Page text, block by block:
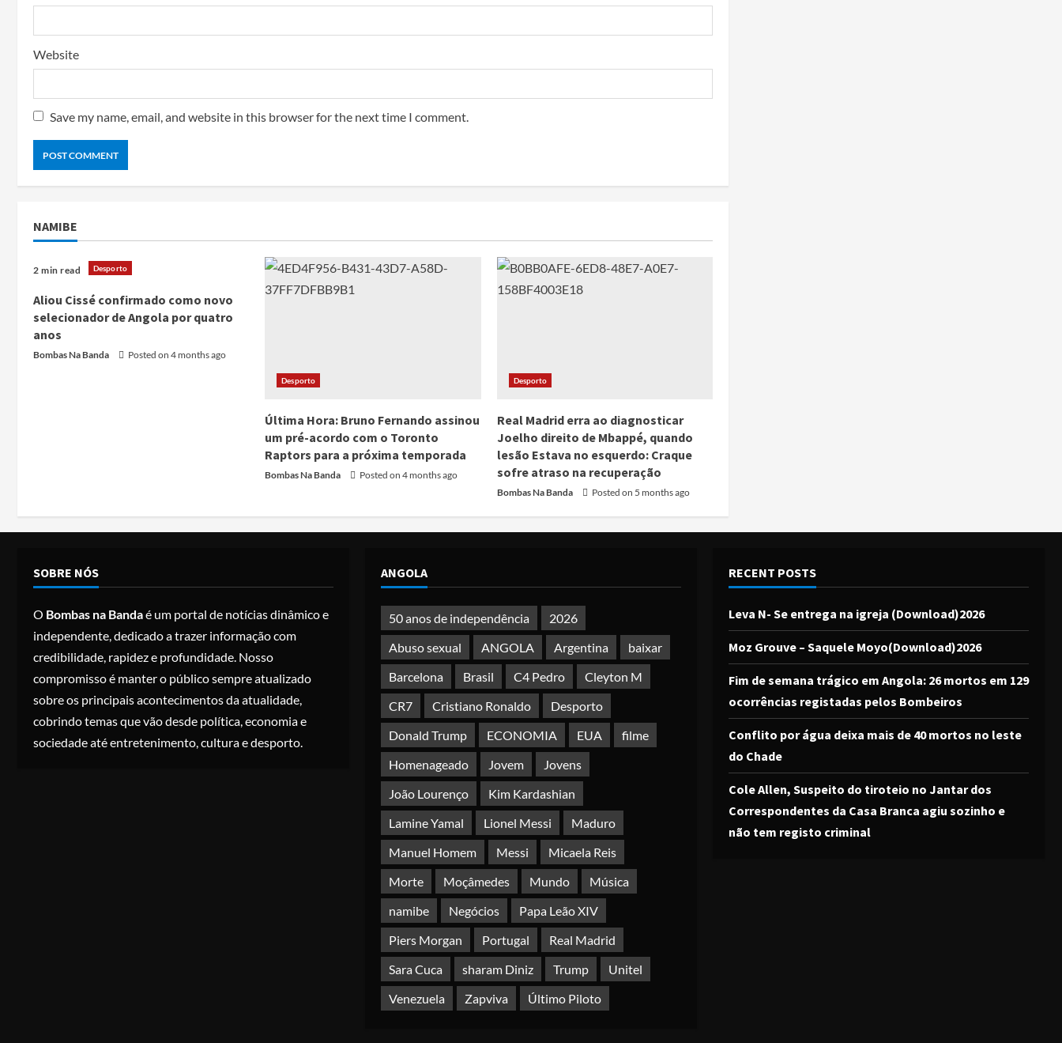
Website
Save my name, email, and website in this browser for the next time I comment.
NAMIBE
2 min read Desporto
Aliou Cissé confirmado como novo
selecionador de Angola por quatro
anos
Bombas Na Banda Posted on 4 months ago
Desporto
Última Hora: Bruno Fernando assinou
um pré-acordo com o Toronto
Raptors para a próxima temporada
Bombas Na Banda Posted on 4 months ago
Desporto
Real Madrid erra ao diagnosticar
Joelho direito de Mbappé, quando
lesão Estava no esquerdo: Craque
sofre atraso na recuperação
Bombas Na Banda Posted on 5 months ago
SOBRE NÓS
O Bombas na Bandaé um portal de notícias dinâmico e
independente, dedicado a trazer informação com
credibilidade, rapidez e profundidade. Nosso
compromisso é manter o público sempre atualizado
sobre os principais acontecimentos da atualidade,
cobrindo temas que vão desde política, economia e
sociedade até entretenimento, cultura e desporto.
ANGOLA
50 anos de independência
2026
Abuso sexual
ANGOLA Argentina
baixar
Barcelona
Brasil C4 Pedro
Cleyton M
CR7
Cristiano Ronaldo
Desporto
Donald Trump
ECONOMIA EUA
filme
Homenageado
Jovem
Jovens
João Lourenço
Kim Kardashian
Lamine Yamal
Lionel Messi
Maduro
Manuel Homem
Messi
Micaela Reis
Morte
Moçâmedes Mundo
Música
namibe
Negócios
Papa Leão XIV
Piers Morgan
Portugal
Real Madrid
Sara Cuca
sharam Diniz Trump
Unitel
Venezuela
Zapviva Último Piloto
RECENT POSTS
Leva N- Se entrega na igreja (Download)2026
Moz Grouve – Saquele Moyo(Download)2026
Fim de semana trágico em Angola: 26 mortos em 129
ocorrências registadas pelos Bombeiros
Conflito por água deixa mais de 40 mortos no leste
do Chade
Cole Allen, Suspeito do tiroteio no Jantar dos
Correspondentes da Casa Branca agiu sozinho e
não tem registo criminal